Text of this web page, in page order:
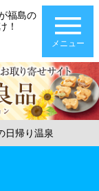
福島の
！
メニュー
日帰り温泉